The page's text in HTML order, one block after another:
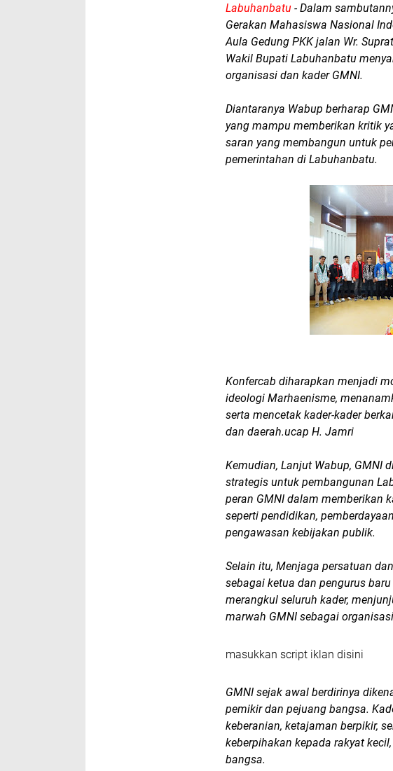
Labuhanbatu - Dalam
Gerakan Mahasiswa Nasional
Aula Gedung PKK jalan Wr.
Wakil Bupati Labuhanbatu
organisasi dan kader GMNI.
Diantaranya Wabup berharap
yang mampu memberikan kritik
saran yang membangun untuk
pemerintahan di Labuhanbatu.
Konfercab diharapkan menjadi
ideologi Marhaenisme,
serta mencetak kader-kader
dan daerah.ucap H. Jamri
Kemudian, Lanjut Wabup, GMNI
strategis untuk pembangunan
peran GMNI dalam memberikan
seperti pendidikan,
pengawasan kebijakan publik.
Selain itu, Menjaga persatuan
sebagai ketua dan pengurus
merangkul seluruh kader,
marwah GMNI sebagai
masukkan script iklan disini
GMNI sejak awal berdirinya
pemikir dan pejuang bangsa.
keberanian, ketajaman berpikir,
keberpihakan kepada rakyat
bangsa.